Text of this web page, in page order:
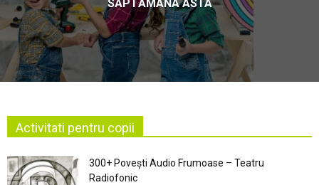
SĂPTĂMÂNA ASTA
Activitati pentru copii
300+ Povești Audio Frumoase – Teatru
Radiofonic